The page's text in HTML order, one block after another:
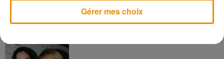
7 août 2026
Sensation » avec Kylie Minogue
Gérer mes choix